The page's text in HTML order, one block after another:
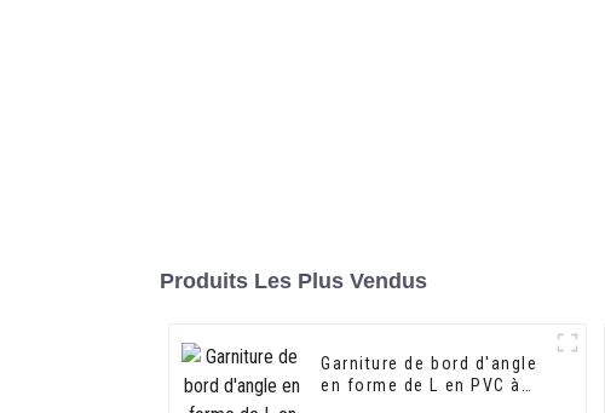
Produits Les Plus Vendus
Garniture de bord d'angle
en forme de L en PVC à